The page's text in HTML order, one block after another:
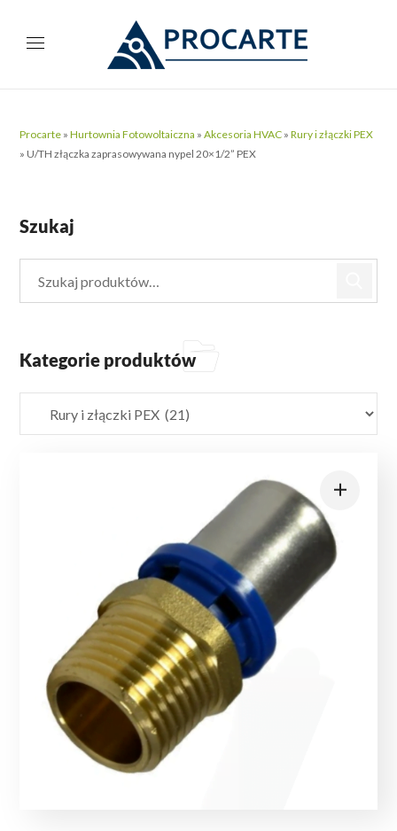
Procarte »Hurtownia Fotowoltaiczna »Akcesoria HVAC »Rury i złączki PEX
» U/TH złączka zaprasowywana nypel 20×1/2” PEX
Szukaj
Kategorie produktów